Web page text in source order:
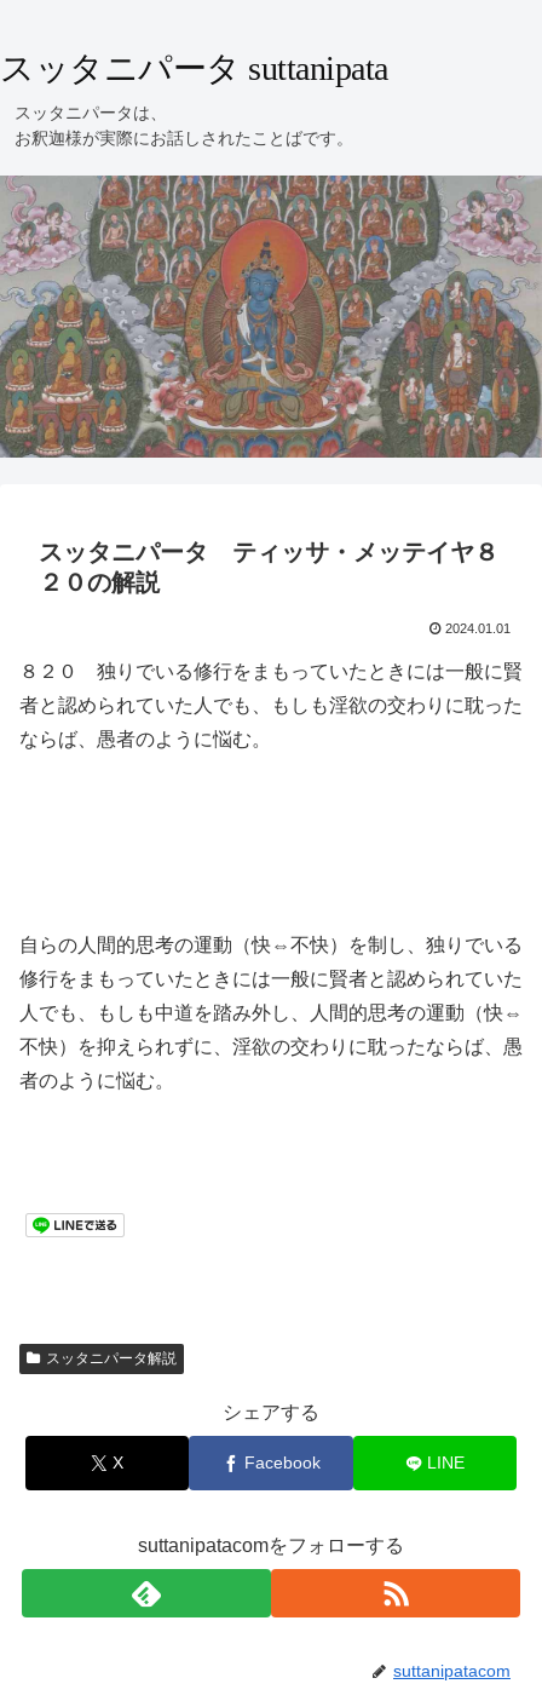
スッタニパータ suttanipata
スッタニパータ ティッサ・メッテイヤ８
２０の解説
2024.01.01
８２０ 独りでいる修行をまもっていたときには一般に賢
者と認められていた人でも、もしも淫欲の交わりに耽った
ならば、愚者のように悩む。
自らの人間的思考の運動（快⇔不快）を制し、独りでいる
修行をまもっていたときには一般に賢者と認められていた
人でも、もしも中道を踏み外し、人間的思考の運動（快⇔
不快）を抑えられずに、淫欲の交わりに耽ったならば、愚
者のように悩む。
スッタニパータ解説
シェアする
X Facebook LINE
suttanipatacomをフォローする
suttanipatacom